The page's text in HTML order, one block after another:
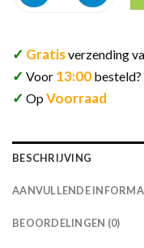
✓ Gratisverzending
✓ Voor 13:00 besteld?
✓ OpVoorraad
BESCHRIJVING
AANVULLENDE
BEOORDELINGEN (0)